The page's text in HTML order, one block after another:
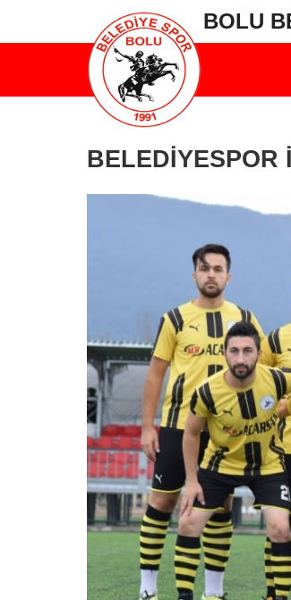
BOLU
BELEDİYESPOR